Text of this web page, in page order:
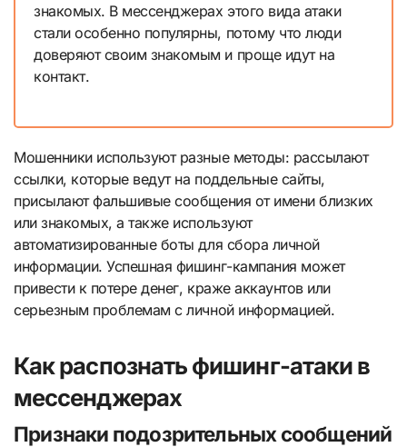
знакомых. В мессенджерах этого вида атаки
стали особенно популярны, потому что люди
доверяют своим знакомым и проще идут на
контакт.
Мошенники используют разные методы: рассылают
ссылки, которые ведут на поддельные сайты,
присылают фальшивые сообщения от имени близких
или знакомых, а также используют
автоматизированные боты для сбора личной
информации. Успешная фишинг-кампания может
привести к потере денег, краже аккаунтов или
серьезным проблемам с личной информацией.
Как распознать фишинг-атаки в
мессенджерах
Признаки подозрительных сообщений